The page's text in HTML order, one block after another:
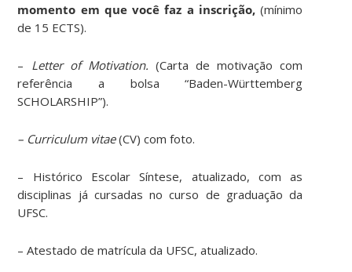
momento em que você faz a inscrição, (mínimo
de 15 ECTS).
– Letter of Motivation. (Carta de motivação com
referência a bolsa “Baden-Württemberg
SCHOLARSHIP”).
– Curriculum vitae(CV) com foto.
– Histórico Escolar Síntese, atualizado, com as
disciplinas já cursadas no curso de graduação da
UFSC.
– Atestado de matrícula da UFSC, atualizado.